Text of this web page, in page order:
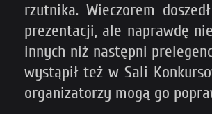
rzutnika. Wieczorem
prezentacji, ale naprawdę
innych niż następni
wystąpił też w Sali
organizatorzy mogą go